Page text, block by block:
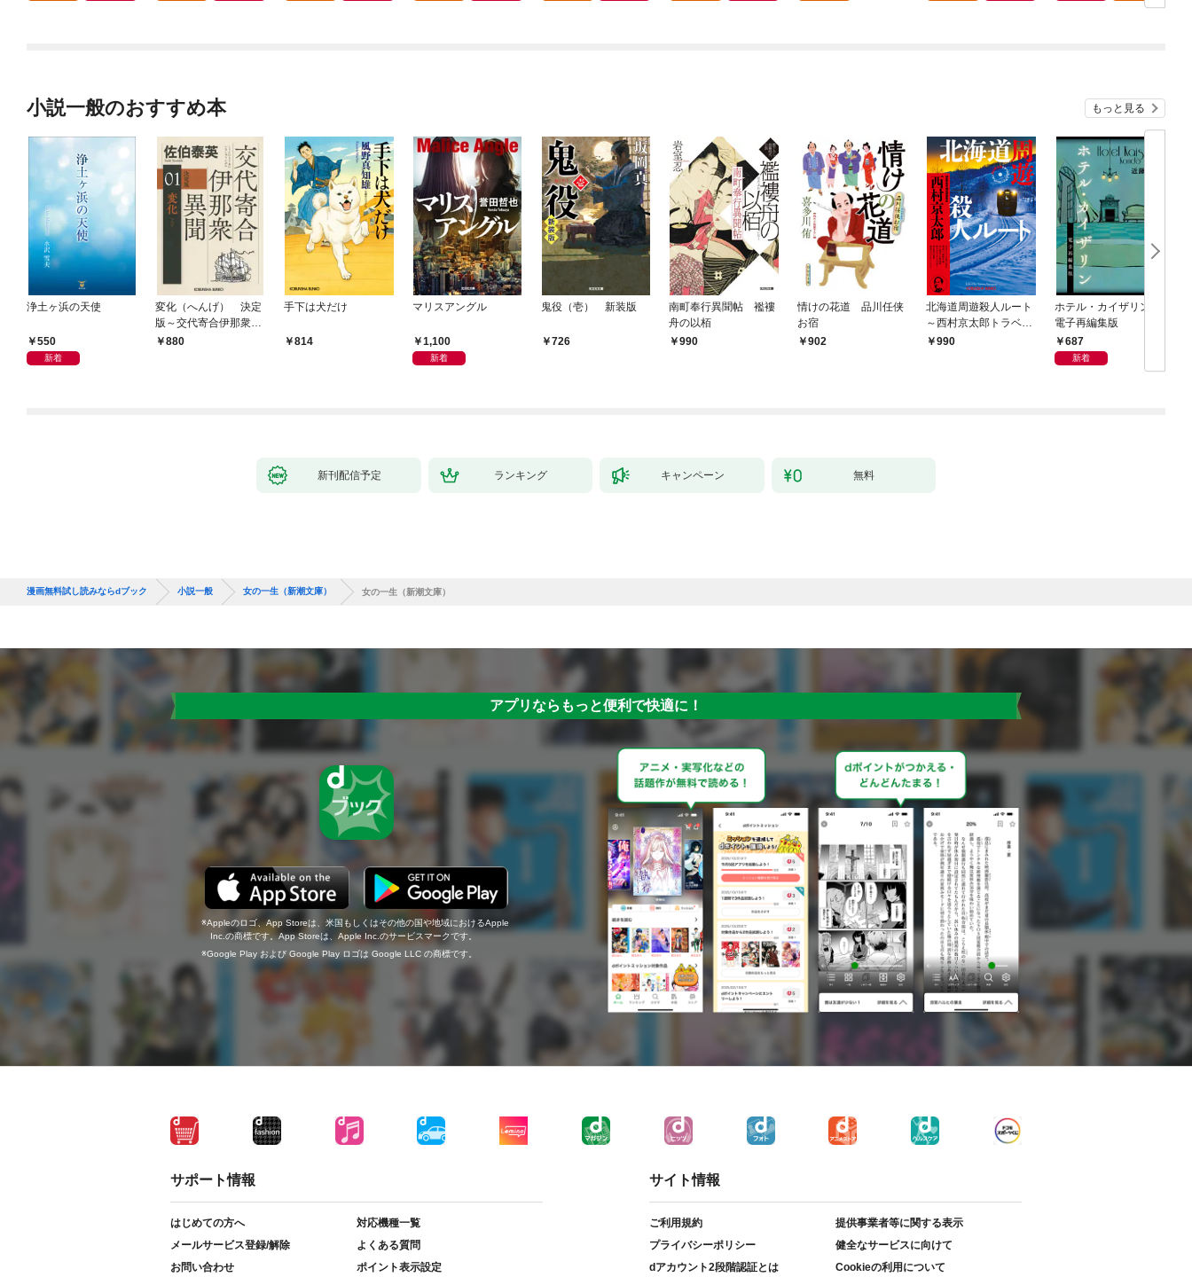
小説一般のおすすめ本 もっと見る
浄土ヶ浜の天使
550
新着
変化（へんげ） 決定
版～交代寄合伊那衆異
聞（1）～
880
手下は犬だけ
814
マリスアングル
1,100
新着
鬼役（壱） 新装版
726
南町奉行異聞帖 襤褸
舟の以栢
990
情けの花道 品川任侠
お宿
902
北海道周遊殺人ルート
～西村京太郎トラベル
ミステリー・セレクシ
990
ホテル・カイザリン
電子再編集版
687
新着
新刊配信予定 ランキング キャンペーン 無料
漫画無料試し読みならdブック 小説一般 女の一生（新潮文庫） 女の一生（新潮文庫）
アプリならもっと便利で快適に！
Appleのロゴ、App Storeは、米国もしくはその他の国や地域におけるApple
Inc.の商標です。App Storeは、Apple Inc.のサービスマークです。
Google Play および Google Play ロゴは Google LLC の商標です。
サポート情報
はじめての方へ
対応機種一覧
メールサービス登録/解除
よくある質問
お問い合わせ
ポイント表示設定
サイト情報
ご利用規約
提供事業者等に関する表示
プライバシーポリシー
健全なサービスに向けて
dアカウント2段階認証とは
Cookieの利用について